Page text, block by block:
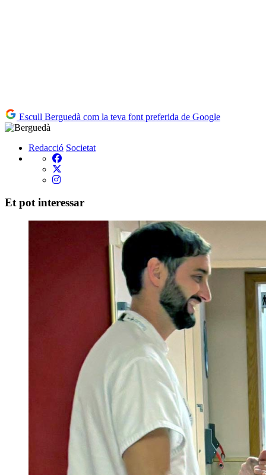
Escull Berguedà com la teva font preferida de Google
Redacció Societat
Et pot interessar